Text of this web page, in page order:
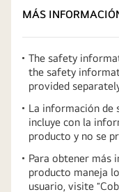
MÁS
The safety
the safety
provided
La información de
incluye con la
producto y no se
Para obtener más
producto maneja
usuario, visite